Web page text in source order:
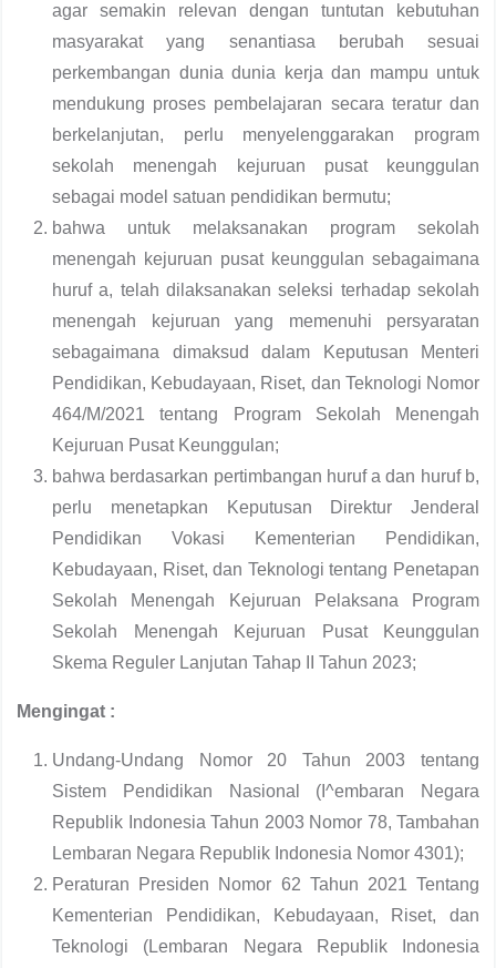
agar semakin relevan dengan tuntutan kebutuhan
masyarakat yang senantiasa berubah sesuai
perkembangan dunia dunia kerja dan mampu untuk
mendukung proses pembelajaran secara teratur dan
berkelanjutan, perlu menyelenggarakan program
sekolah menengah kejuruan pusat keunggulan
sebagai model satuan pendidikan bermutu;
bahwa untuk melaksanakan program sekolah
menengah kejuruan pusat keunggulan sebagaimana
huruf a, telah dilaksanakan seleksi terhadap sekolah
menengah kejuruan yang memenuhi persyaratan
sebagaimana dimaksud dalam Keputusan Menteri
Pendidikan, Kebudayaan, Riset, dan Teknologi Nomor
464/M/2021 tentang Program Sekolah Menengah
Kejuruan Pusat Keunggulan;
bahwa berdasarkan pertimbangan huruf a dan huruf b,
perlu menetapkan Keputusan Direktur Jenderal
Pendidikan Vokasi Kementerian Pendidikan,
Kebudayaan, Riset, dan Teknologi tentang Penetapan
Sekolah Menengah Kejuruan Pelaksana Program
Sekolah Menengah Kejuruan Pusat Keunggulan
Skema Reguler Lanjutan Tahap II Tahun 2023;
Mengingat :
Undang-Undang Nomor 20 Tahun 2003 tentang
Sistem Pendidikan Nasional (I^embaran Negara
Republik Indonesia Tahun 2003 Nomor 78, Tambahan
Lembaran Negara Republik Indonesia Nomor 4301);
Peraturan Presiden Nomor 62 Tahun 2021 Tentang
Kementerian Pendidikan, Kebudayaan, Riset, dan
Teknologi (Lembaran Negara Republik Indonesia